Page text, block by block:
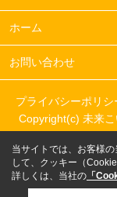
ホーム
お問い合わせ
プライバシーポリシ
Copyright(c) 未来
当サイトでは、お客様
して、クッキー（
詳しくは、当社の 「